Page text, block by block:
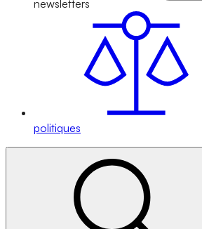
newsletters
politiques